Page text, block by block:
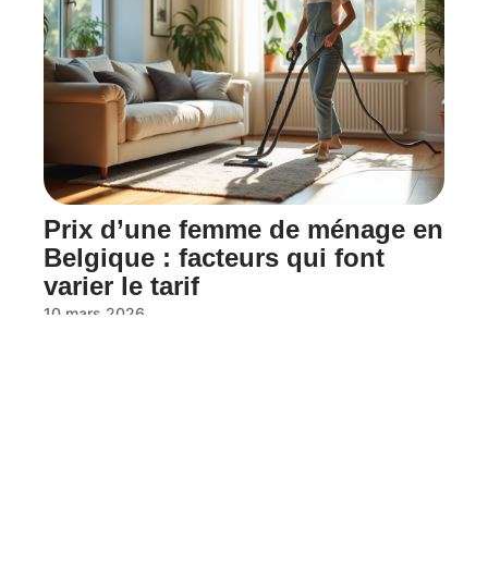
Prix d’une femme de ménage en
Belgique : facteurs qui font
varier le tarif
10 mars 2026